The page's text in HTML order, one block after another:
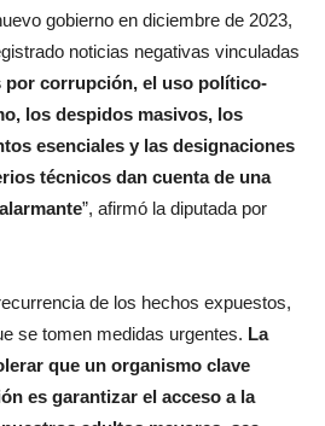
gobierno en diciembre de 2023,
noticias negativas vinculadas
por corrupción, el uso político-
los despidos masivos, los
esenciales y las designaciones
técnicos dan cuenta de una
”, afirmó la diputada por
de los hechos expuestos,
se tomen medidas urgentes. La
que un organismo clave
es garantizar el acceso a la